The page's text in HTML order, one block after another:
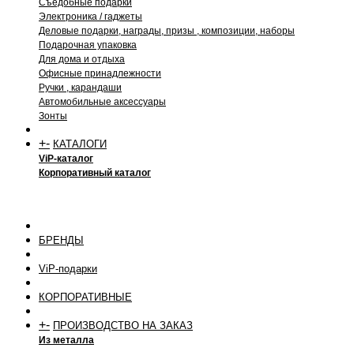
Съедобные подарки
Электроника / гаджеты
Деловые подарки, награды, призы , композиции, наборы
Подарочная упаковка
Для дома и отдыха
Офисные принадлежности
Ручки , карандаши
Автомобильные аксессуары
Зонты
+- КАТАЛОГИ
ViP-каталог
Корпоративный каталог
БРЕНДЫ
ViP-подарки
КОРПОРАТИВНЫЕ
+- ПРОИЗВОДСТВО НА ЗАКАЗ
Из металла